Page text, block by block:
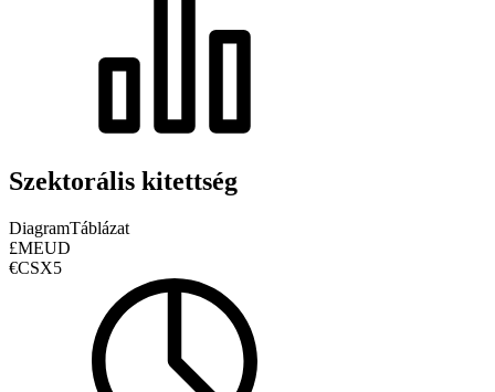
Szektorális kitettség
DiagramTáblázat
£MEUD
€CSX5